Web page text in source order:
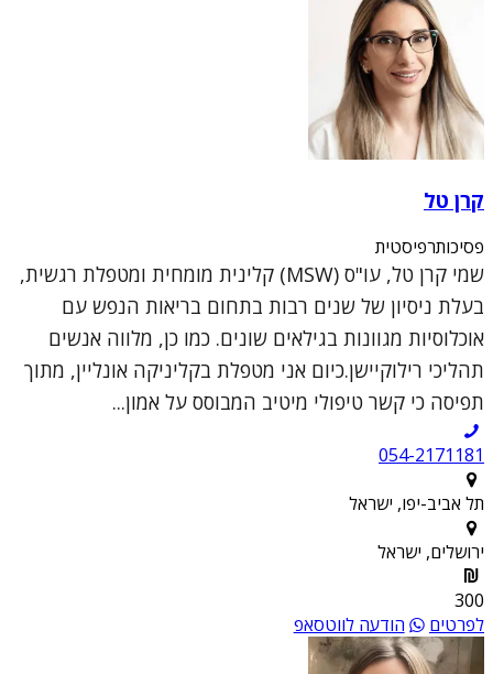
קרן טל
פסיכותרפיסטית
שמי קרן טל, עו"ס (MSW) קלינית מומחית ומטפלת רגשית,
בעלת ניסיון של שנים רבות בתחום בריאות הנפש עם
אוכלוסיות מגוונות בגילאים שונים. כמו כן, מלווה אנשים
תהליכי רילוקיישן.כיום אני מטפלת בקליניקה אונליין, מתוך
תפיסה כי קשר טיפולי מיטיב המבוסס על אמון...
054-2171181
תל אביב-יפו, ישראל
ירושלים, ישראל
300
לפרטים
הודעה לווטסאפ